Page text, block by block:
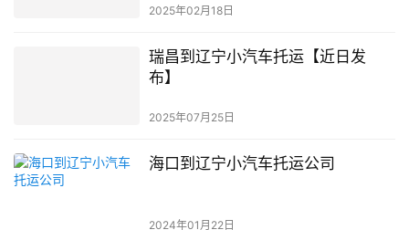
2025年02月18日
瑞昌到辽宁小汽车托运【近日发
布】
2025年07月25日
海口到辽宁小汽车托运公司
2024年01月22日